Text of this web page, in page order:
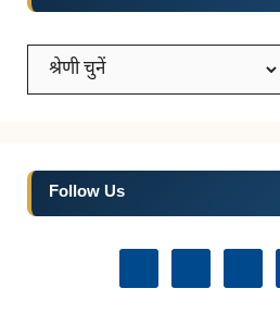
Categories
Follow Us